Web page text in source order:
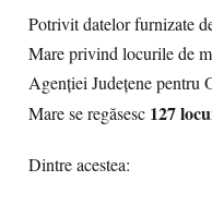
Potrivit datelor furnizate
Mare privind locurile de
Agenției Județene pentru
Mare se regăsesc 127
Dintre acestea: